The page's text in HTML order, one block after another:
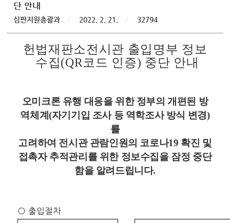
변론사건
변론일정
변론목록
변론동영상
방청신청
예약하기
확인/취소
참여·소통
알림·소식
단 안내
심판지원총괄과 / 2022. 2. 21. / 32794
헌법재판소전시관 출입명부 정보
수집(QR코드 인증) 중단 안내
오미크론 유행 대응을 위한 정부의 개편된 방
역체계(자기기입 조사 등 역학조사 방식 변경)
를
고려하여 전시관 관람인원의 코로나19 확진 및
접촉자 추적관리를 위한 정보수집을 잠정 중단
함을 알려드립니다.
○ 출입절차